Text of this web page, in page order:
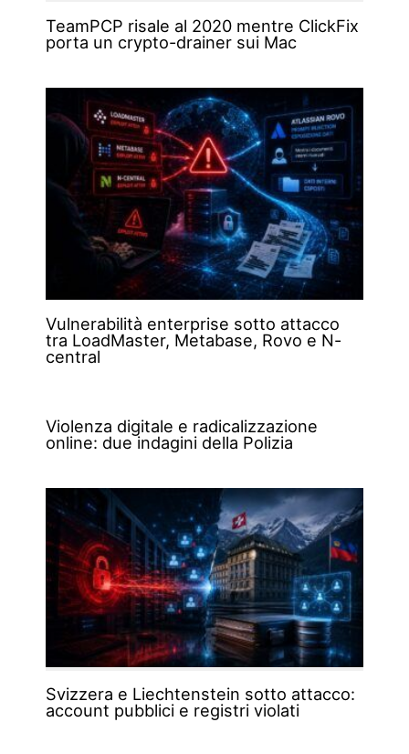
TeamPCP risale al 2020 mentre ClickFix
porta un crypto-drainer sui Mac
Vulnerabilità enterprise sotto attacco
tra LoadMaster, Metabase, Rovo e N-
central
Violenza digitale e radicalizzazione
online: due indagini della Polizia
Svizzera e Liechtenstein sotto attacco:
account pubblici e registri violati